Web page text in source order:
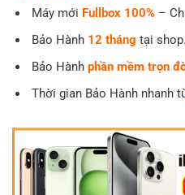
Máy mới Fullbox 100%–
Bảo Hành 12 tháng tại shop.
Bảo Hành phần mềm trọn
Thời gian Bảo Hành nhanh